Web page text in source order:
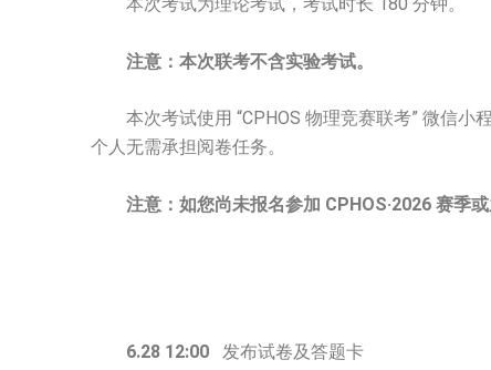
注意：本次联考不含实验考试。
本次考试使用 “CPHOS 物理竞赛联考” 微信小
个人无需承担阅卷任务。
注意：如您尚未报名参加 CPHOS·2026 赛季或
6.28 12:00 发布试卷及答题卡